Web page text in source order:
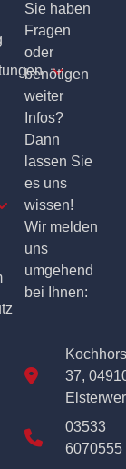
Sie haben
Fragen
oder
benötigen
weiter
Infos?
Dann
lassen Sie
es uns
wissen!
Wir melden
uns
umgehend
bei Ihnen:
37,
03533
6070555